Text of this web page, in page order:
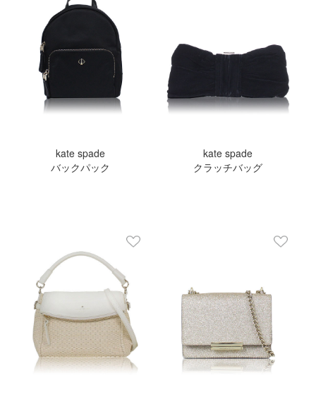
kate spade
バックパック
kate spade
クラッチバッグ